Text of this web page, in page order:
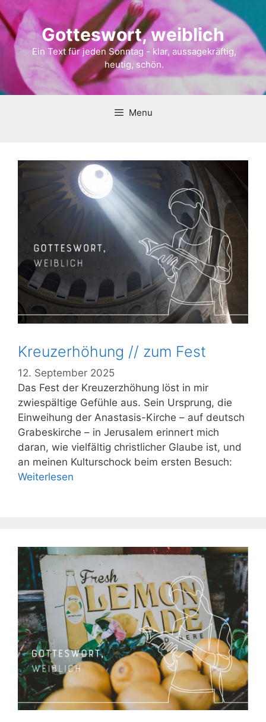
Gotteswort, weiblich
Ein Text für jeden Sonntag - klar, aussagekräftig,
heutig, schön.
Menu
Kreuzerhöhung // zum Fest
12. September 2025
Das Fest der Kreuzerzhöhung löst in mir
zwiespältige Gefühle aus. Sein Ursprung, die
Einweihung der Anastasis-Kirche – auf deutsch
Grabeskirche – in Jerusalem erinnert mich
daran, wie vielfältig christlicher Glaube ist, und
an meinen Kulturschock beim ersten Besuch:
Weiterlesen